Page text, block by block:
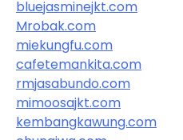
bluejasminejkt.com
Mrobak.com
miekungfu.com
cafetemankita.com
rmjasabundo.com
mimoosajkt.com
kembangkawung.com